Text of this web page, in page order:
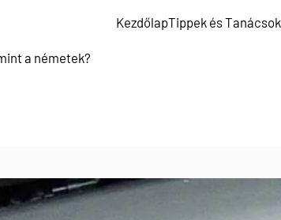
KezdőlapTippek és Tanácsok
a németek?